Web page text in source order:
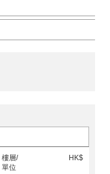
樓層/
單位
HK$